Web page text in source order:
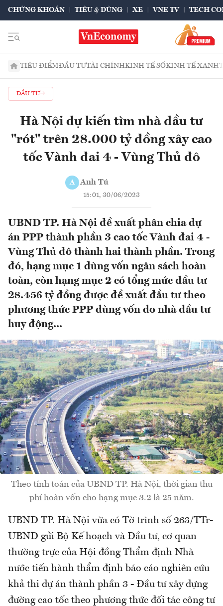
CHỨNG KHOÁN TIÊU & DÙNG XE VNE TV TECH
TIÊU ĐIỂMĐẦU TƯTÀI CHÍNHKINH TẾ SỐKINH TẾ XANH
ĐẦU TƯ
Hà Nội dự kiến tìm nhà đầu tư
"rót" trên 28.000 tỷ đồng xây cao
tốc Vành đai 4 - Vùng Thủ đô
A Anh Tú
15:01, 30/06/2023
UBND TP. Hà Nội đề xuất phân chia dự
án PPP thành phần 3 cao tốc Vành đai 4 -
Vùng Thủ đô thành hai thành phần. Trong
đó, hạng mục 1 dùng vốn ngân sách hoàn
toàn, còn hạng mục 2 có tổng mức đầu tư
28.456 tỷ đồng được đề xuất đầu tư theo
phương thức PPP dùng vốn do nhà đầu tư
huy động...
Theo tính toán của UBND TP. Hà Nội, thời gian thu
phí hoàn vốn cho hạng mục 3.2 là 25 năm.
UBND TP. Hà Nội vừa có Tờ trình số 263/TTr-
UBND gửi Bộ Kế hoạch và Đầu tư, cơ quan
thường trực của Hội đồng Thẩm định Nhà
nước tiến hành thẩm định báo cáo nghiên cứu
khả thi dự án thành phần 3 - Đầu tư xây dựng
đường cao tốc theo phương thức đối tác công tư